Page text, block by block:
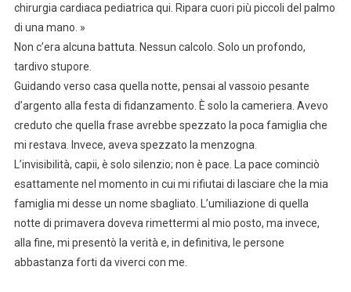
chirurgia cardiaca pediatrica qui. Ripara cuori più piccoli del palmo
di una mano. »
Non c’era alcuna battuta. Nessun calcolo. Solo un profondo,
tardivo stupore.
Guidando verso casa quella notte, pensai al vassoio pesante
d’argento alla festa di fidanzamento. È solo la cameriera. Avevo
creduto che quella frase avrebbe spezzato la poca famiglia che
mi restava. Invece, aveva spezzato la menzogna.
L’invisibilità, capii, è solo silenzio; non è pace. La pace cominciò
esattamente nel momento in cui mi rifiutai di lasciare che la mia
famiglia mi desse un nome sbagliato. L’umiliazione di quella
notte di primavera doveva rimettermi al mio posto, ma invece,
alla fine, mi presentò la verità e, in definitiva, le persone
abbastanza forti da viverci con me.